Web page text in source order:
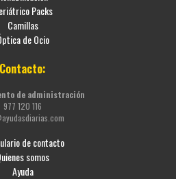
Packs
Camillas
de Ocio
Contacto:
de administración
977 120 116
de contacto
somos
Ayuda